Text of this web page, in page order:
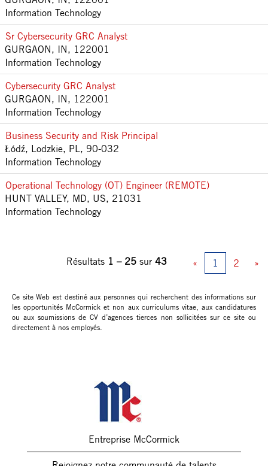
Information Technology
Sr Cybersecurity GRC Analyst
GURGAON, IN, 122001
Information Technology
Cybersecurity GRC Analyst
GURGAON, IN, 122001
Information Technology
Business Security and Risk Principal
Łódź, Lodzkie, PL, 90-032
Information Technology
Operational Technology (OT) Engineer (REMOTE)
HUNT VALLEY, MD, US, 21031
Information Technology
Résultats 1 – 25 sur 43 « 1 2 »
Ce site Web est destiné aux personnes qui recherchent des informations sur
les opportunités McCormick et non aux curriculums vitae, aux candidatures
ou aux soumissions de CV d’agences tierces non sollicitées sur ce site ou
directement à nos employés.
Entreprise McCormick